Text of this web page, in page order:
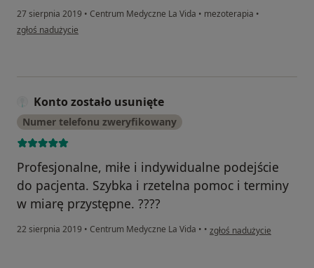
27 sierpnia 2019 • Centrum Medyczne La Vida • mezoterapia •
w opinii użytkownika Konto zostało usunięte
zgłoś nadużycie
Konto zostało usunięte
Numer telefonu zweryfikowany
Profesjonalne, miłe i indywidualne podejście
do pacjenta. Szybka i rzetelna pomoc i terminy
w miarę przystępne. ????
22 sierpnia 2019 • Centrum Medyczne La Vida • • w opinii użytkownika
zgłoś nadużycie